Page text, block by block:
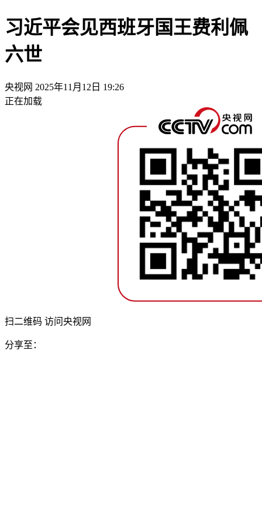
习近平会见西班牙国王费利佩
六世
央视网 2025年11月12日 19:26
正在加载
扫二维码 访问央视网
分享至：